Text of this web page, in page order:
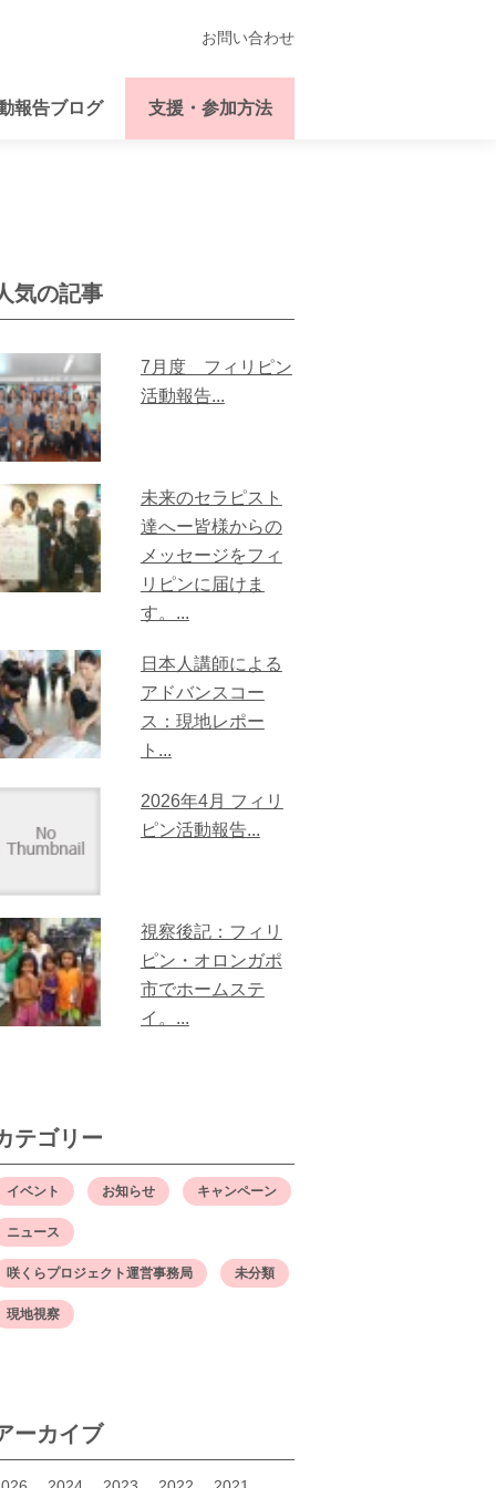
お問い合わせ
報告ブログ 支援・参加方法
気の記事
7月度 フィリピン
活動報告...
未来のセラピスト
達へー皆様からの
メッセージをフィ
リピンに届けま
す。...
日本人講師による
アドバンスコー
ス：現地レポー
ト...
2026年4月 フィリ
ピン活動報告...
視察後記：フィリ
ピン・オロンガポ
市でホームステ
イ。...
テゴリー
イベント お知らせ キャンペーン
ニュース
咲くらプロジェクト運営事務局 未分類
現地視察
ーカイブ